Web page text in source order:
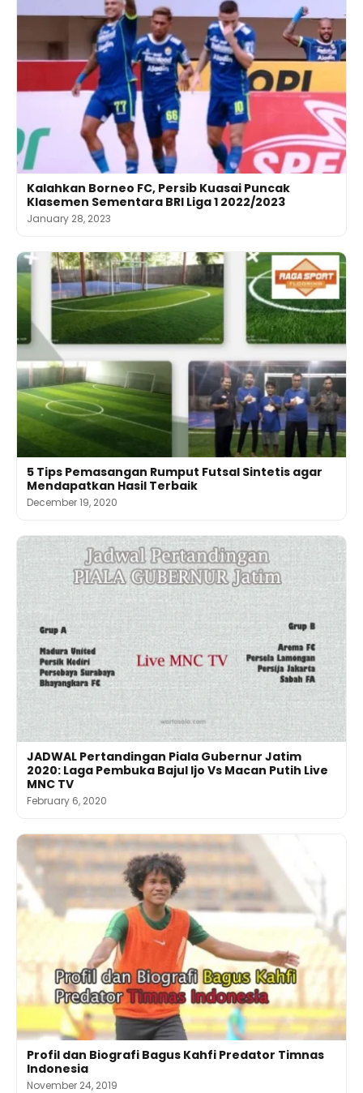
Kalahkan Borneo FC, Persib Kuasai Puncak
Klasemen Sementara BRI Liga 1 2022/2023
January 28, 2023
5 Tips Pemasangan Rumput Futsal Sintetis agar
Mendapatkan Hasil Terbaik
December 19, 2020
JADWAL Pertandingan Piala Gubernur Jatim
2020: Laga Pembuka Bajul Ijo Vs Macan Putih Live
MNC TV
February 6, 2020
Profil dan Biografi Bagus Kahfi Predator Timnas
Indonesia
November 24, 2019